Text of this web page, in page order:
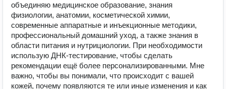
объединяю медицинское образование, знания
физиологии, анатомии, косметической химии,
современные аппаратные и инъекционные методики,
профессиональный домашний уход, а также знания в
области питания и нутрициологии. При необходимости
использую ДНК-тестирование, чтобы сделать
рекомендации ещё более персонализированными. Мне
важно, чтобы вы понимали, что происходит с вашей
кожей, почему появляются те или иные изменения и как